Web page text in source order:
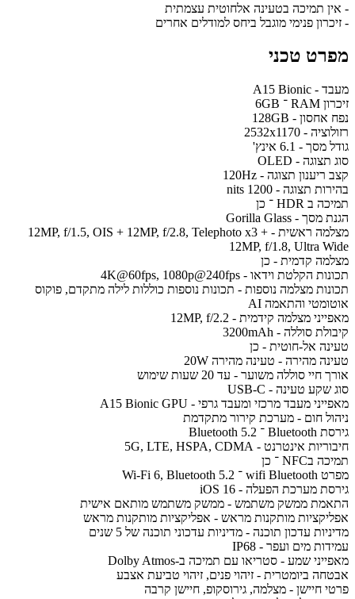
- אין תמיכה בטעינה אלחוטית עצמתית
- זיכרון פנימי מוגבל ביחס למודלים אחרים
מפרט טכני
מעבד - A15 Bionic
זיכרון RAM ־ 6GB
נפח אחסון - 128GB
רזולוציה - 2532x1170
גודל מסך - 6.1 אינץ'
סוג תצוגה - OLED
קצב ריענון תצוגה - 120Hz
בהירות תצוגה - 1200 nits
תמיכה ב HDR ־ כן
הגנת מסך - Gorilla Glass
מצלמה ראשית - 12MP, f/1.5, OIS + 12MP, f/2.8, Telephoto x3 +
12MP, f/1.8, Ultra Wide
מצלמה קדמית - כן
תכונות הקלטת וידאו - 4K@60fps, 1080p@240fps
תכונות מצלמה נוספות - תכונות נוספות כוללות לילה מתקדם, פוקוס
אוטומטי והתאמה AI
מאפייני מצלמה קידמית - 12MP, f/2.2
קיבולת סוללה - 3200mAh
טעינה אל-חוטית - כן
טעינה מהירה - טעינה מהירה 20W
אורך חיי סוללה משוער - עד 20 שעות שימוש
סוג שקע טעינה - USB-C
מאפייני מעבד מרכזי ומעבד גרפי - A15 Bionic GPU
ניהול חום - מערכת קירור מתקדמת
גירסת Bluetooth ־ Bluetooth 5.2
חיבוריות אינטרנט - 5G, LTE, HSPA, CDMA
תמיכה בNFC ־ כן
מפרט wifi Bluetooth ־ Wi-Fi 6, Bluetooth 5.2
גירסת מערכת הפעלה - iOS 16
התאמת ממשק משתמש - ממשק משתמש מותאם אישית
אפליקציות מותקנות מראש - אפליקציות מותקנות מראש
מדיניות עדכון תוכנה - מדיניות עדכוני תוכנה של 5 שנים
עמידות מים ועפר - IP68
מאפייני שמע - סטריאו עם תמיכה ב-Dolby Atmos
אבטחה ביומטרית - זיהוי פנים, זיהוי טביעת אצבע
פרטי חיישן - מצלמה, גירוסקופ, חיישן קרבה